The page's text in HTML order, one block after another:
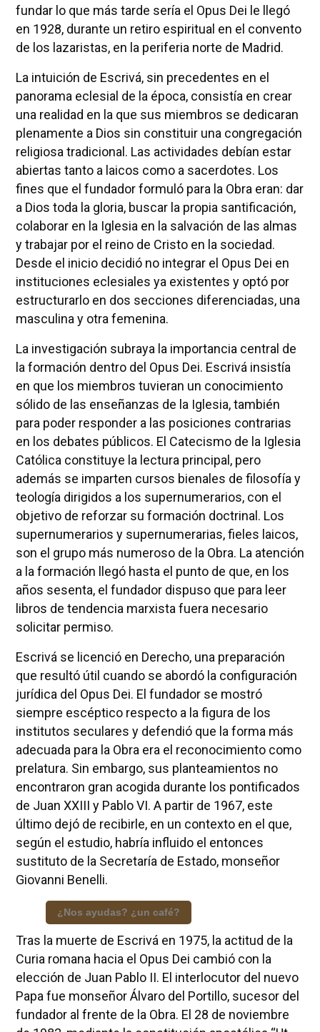
fundar lo que más tarde sería el Opus Dei le llegó
en 1928, durante un retiro espiritual en el convento
de los lazaristas, en la periferia norte de Madrid.
La intuición de Escrivá, sin precedentes en el
panorama eclesial de la época, consistía en crear
una realidad en la que sus miembros se dedicaran
plenamente a Dios sin constituir una congregación
religiosa tradicional. Las actividades debían estar
abiertas tanto a laicos como a sacerdotes. Los
fines que el fundador formuló para la Obra eran: dar
a Dios toda la gloria, buscar la propia santificación,
colaborar en la Iglesia en la salvación de las almas
y trabajar por el reino de Cristo en la sociedad.
Desde el inicio decidió no integrar el Opus Dei en
instituciones eclesiales ya existentes y optó por
estructurarlo en dos secciones diferenciadas, una
masculina y otra femenina.
La investigación subraya la importancia central de
la formación dentro del Opus Dei. Escrivá insistía
en que los miembros tuvieran un conocimiento
sólido de las enseñanzas de la Iglesia, también
para poder responder a las posiciones contrarias
en los debates públicos. El Catecismo de la Iglesia
Católica constituye la lectura principal, pero
además se imparten cursos bienales de filosofía y
teología dirigidos a los supernumerarios, con el
objetivo de reforzar su formación doctrinal. Los
supernumerarios y supernumerarias, fieles laicos,
son el grupo más numeroso de la Obra. La atención
a la formación llegó hasta el punto de que, en los
años sesenta, el fundador dispuso que para leer
libros de tendencia marxista fuera necesario
solicitar permiso.
Escrivá se licenció en Derecho, una preparación
que resultó útil cuando se abordó la configuración
jurídica del Opus Dei. El fundador se mostró
siempre escéptico respecto a la figura de los
institutos seculares y defendió que la forma más
adecuada para la Obra era el reconocimiento como
prelatura. Sin embargo, sus planteamientos no
encontraron gran acogida durante los pontificados
de Juan XXIII y Pablo VI. A partir de 1967, este
último dejó de recibirle, en un contexto en el que,
según el estudio, habría influido el entonces
sustituto de la Secretaría de Estado, monseñor
Giovanni Benelli.
¿Nos ayudas? ¿un café?
Tras la muerte de Escrivá en 1975, la actitud de la
Curia romana hacia el Opus Dei cambió con la
elección de Juan Pablo II. El interlocutor del nuevo
Papa fue monseñor Álvaro del Portillo, sucesor del
fundador al frente de la Obra. El 28 de noviembre